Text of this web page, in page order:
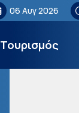
06 Αυγ 2026
Τουρισμός